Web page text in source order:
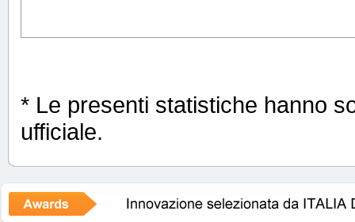
* Le presenti statistiche hanno
ufficiale.